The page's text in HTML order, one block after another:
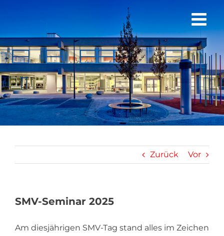
Zurück Vor
SMV-Seminar 2025
Am diesjährigen SMV-Tag stand alles im Zeichen